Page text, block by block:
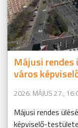
Májusi
város
2026. MÁJUS 27.,
Májusi rendes
képviselő-